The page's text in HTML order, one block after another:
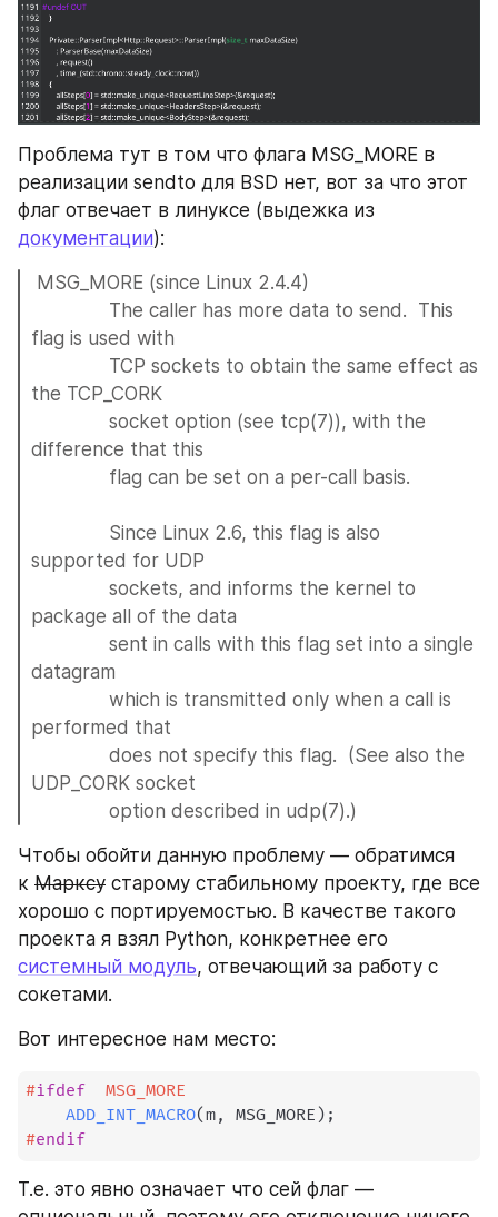
Проблема тут в том что флага MSG_MORE в
реализации sendto для BSD нет, вот за что этот
документации):
MSG_MORE (since Linux 2.4.4)
flag is used with
the TCP_CORK
difference that this
              flag can be set on a per-call basis.
supported for UDP
package all of the data
datagram
performed that
UDP_CORK socket
              option described in udp(7).)
Чтобы обойти данную проблему — обратимся
к Марксу старому стабильному проекту, где все
хорошо с портируемостью. В качестве такого
системный модуль, отвечающий за работу с
сокетами.
Вот интересное нам место:
#ifdef
MSG_MORE
ADD_INT_MACRO(m, MSG_MORE ) ;
#endif
Т.е. это явно означает что сей флаг —